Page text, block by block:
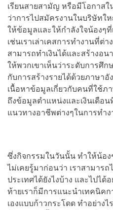
เรียนสายสามัญ หรือมีโอกาสใ
ว่าการไปสมัครงานในบริษัทใ
ให้ข้อมูลและให้กำลังใจน้องๆ
เช่นเราเล่าเคสการทำงานที่ต่
สามารถทำเงินได้และสร้างอ
ให้พวกเขาเห็นว่าระดับการศึ
กับการสร้างรายได้ด้วยภาษาอั
เนื้อหาข้อมูลเกี่ยวกับคนที่ใช้ภ
ถึงข้อมูลตำแหน่งและเงินเดือ
แนวทางอาชีพต่างๆในการทำ
ซึ่งกิจกรรมในวันนั้น ทำให้น้อง
ไม่เคยรู้มาก่อนว่า เราสามาร
ประเทศได้ยังไงบ้าง และไปไ
ท้ายเราก็มีการแนะนำเทคนิค
เองแบบก้าวกระโดด ทำอย่าง